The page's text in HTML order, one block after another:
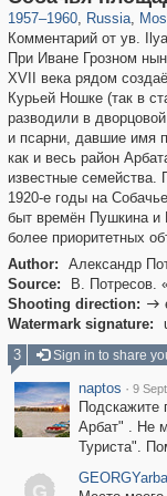
1957–1960, Russia,
Комментарий от ув.
При Иване Грозном
XVII века рядом
Курьей Ношке (так в
разводили в
и псарни, давшие имя
как и весь район
известные
1920-е годы на
быт времён Пушкина и
более приоритетных
Author:
Александр
Source:
В. Потресов.
Shooting direction: 
Watermark signature:
3 Sign in to share
naptos · 9
Подскажите
Арбат" . Не
Туриста".
G